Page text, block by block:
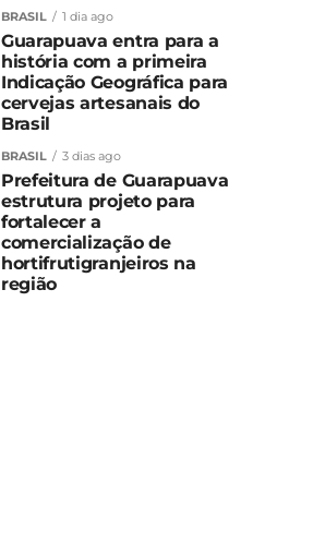
BRASIL 1 dia ago
Guarapuava entra para a
história com a primeira
Indicação Geográfica para
cervejas artesanais do
Brasil
BRASIL 3 dias ago
Prefeitura de Guarapuava
estrutura projeto para
fortalecer a
comercialização de
hortifrutigranjeiros na
região